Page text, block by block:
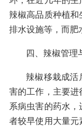
辣椒高品质种植和
排水设施等，而肥
四、辣椒管理
辣椒移栽成活
害的工作，主要
系病虫害的药水
者较早使用大量